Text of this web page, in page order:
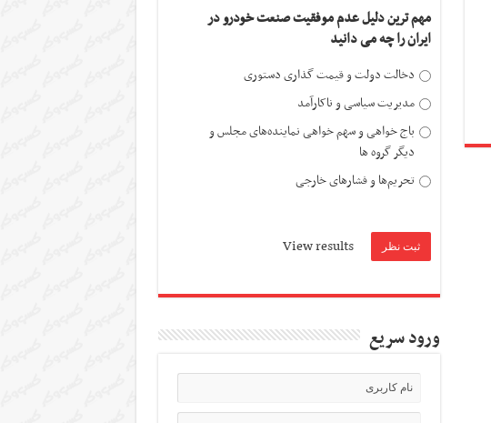
مهم ترین دلیل عدم موفقیت صنعت خودرو در
ایران را چه می دانید
دخالت دولت و قیمت گذاری دستوری
مدیریت سیاسی و ناکارآمد
باج خواهی و سهم خواهی نماینده‌های مجلس و
دیگر گروه ها
تحریم‌ها و فشارهای خارجی
View results
ورود سریع